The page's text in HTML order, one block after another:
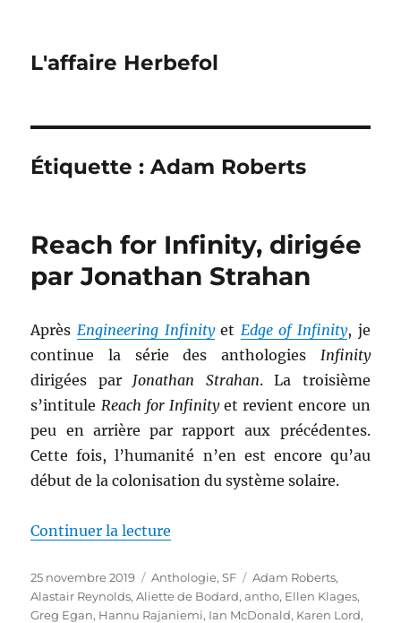
L'affaire Herbefol
Étiquette :Adam Roberts
Reach for Infinity, dirigée
par Jonathan Strahan
AprèsEngineering Infinityet Edge of Infinity, je
continue la série des anthologies Infinity
dirigées par Jonathan Strahan. La troisième
s’intitule Reach for Infinityet revient encore un
peu en arrière par rapport aux précédentes.
Cette fois, l’humanité n’en est encore qu’au
début de la colonisation du système solaire.
Continuer la lecture
Publié
le
25 novembre 2019 Catégories
Anthologie,SF Étiquettes
Adam Roberts,
Alastair Reynolds,Aliette de Bodard,antho, Ellen Klages,
Greg Egan, Hannu Rajaniemi, Ian McDonald, Karen Lord,